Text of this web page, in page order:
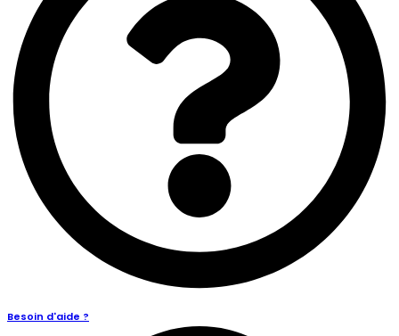
Besoin d'aide ?